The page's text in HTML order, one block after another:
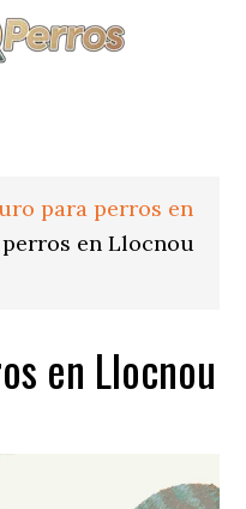
para perros en
en Llocnou
en Llocnou